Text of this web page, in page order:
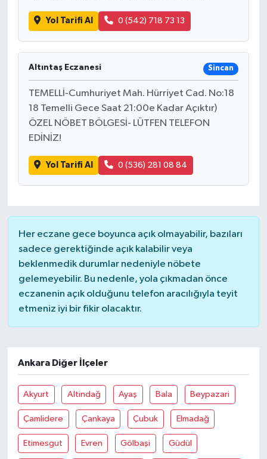
Yol Tarifi Al 0 (542) 718 73 13
Altıntaş Eczanesi Sincan
TEMELLİ-Cumhuriyet Mah. Hürriyet Cad. No:18
18 Temelli Gece Saat 21:00e Kadar Açıktır)
ÖZEL NÖBET BÖLGESİ- LÜTFEN TELEFON
EDİNİZ!
Yol Tarifi Al 0 (536) 281 08 84
Her eczane gece boyunca açık olmayabilir, bazıları
sadece gerektiğinde açık kalabilir veya
beklenmedik durumlar nedeniyle nöbete
gelemeyebilir. Bu nedenle, yola çıkmadan önce
eczanenin açık olduğunu telefon aracılığıyla teyit
etmeniz iyi bir fikir olacaktır.
Ankara Diğer İlçeler
Akyurt Altindağ Ayaş Bala Beypazari
Çamlidere Çankaya Çubuk Elmadağ
Etimesgut Evren Gölbaşi Güdül